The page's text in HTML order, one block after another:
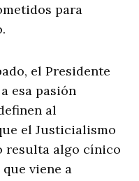
para
el Presidente
esa pasión
al
el Justicialismo
resulta algo cínico
viene a